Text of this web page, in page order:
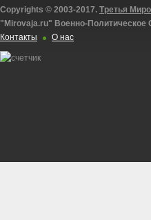
Copyrights © 2003-2017. Третья
"Mirovaja.ru" Военно-Политическое
Контакты
О нас